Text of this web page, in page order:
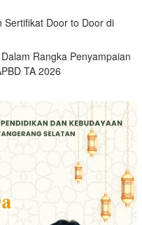
Sertifikat Door to Door di
Rangka Penyampaian
TA 2026